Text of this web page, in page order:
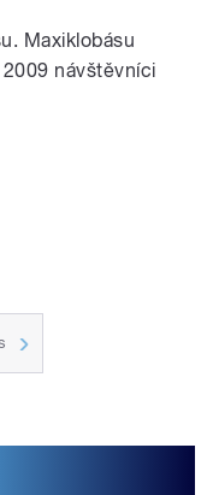
Maxiklobásu
návštěvníci